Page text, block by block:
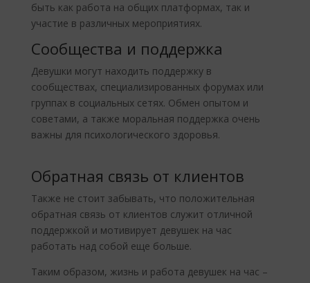
быть как работа на общих платформах, так и
участие в различных мероприятиях.
Сообщества и поддержка
Девушки могут находить поддержку в
сообществах, специализированных форумах или
группах в социальных сетях. Обмен опытом и
советами, а также моральная поддержка очень
важны для психологического здоровья.
Обратная связь от клиентов
Также не стоит забывать, что положительная
обратная связь от клиентов служит отличной
поддержкой и мотивирует девушек на час
работать над собой еще больше.
Таким образом, жизнь и работа девушек на час –